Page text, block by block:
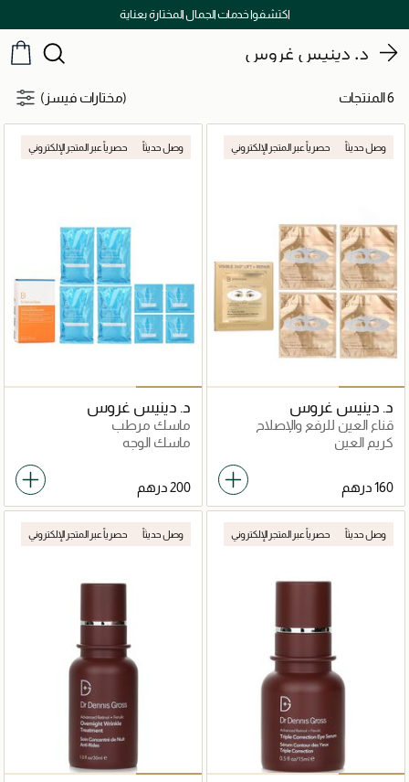
اكتشفوا خدمات الجمال المختارة بعناية
د. دينيس غروس
6 المنتجات (مختارات فيسز)
وصل حديثاً حصرياً عبر المتجر الإلكتروني
د. دينيس غروس
قناع العين للرفع والإصلاح
كريم العين
وصل حديثاً حصرياً عبر المتجر الإلكتروني
د. دينيس غروس
ماسك مرطب
ماسك الوجه
وصل حديثاً حصرياً عبر المتجر الإلكتروني وصل حديثاً حصرياً عبر المتجر الإلكتروني